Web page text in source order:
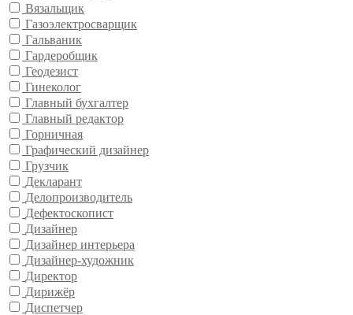
Вязальщик
Газоэлектросварщик
Гальваник
Гардеробщик
Геодезист
Гинеколог
Главный бухгалтер
Главный редактор
Горничная
Графический дизайнер
Грузчик
Декларант
Делопроизводитель
Дефектоскопист
Дизайнер
Дизайнер интерьера
Дизайнер-художник
Директор
Дирижёр
Диспетчер